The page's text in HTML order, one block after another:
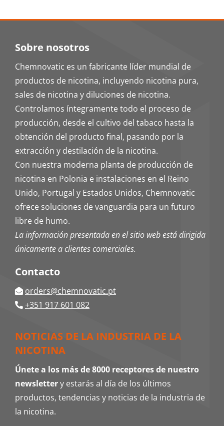
Sobre nosotros
Chemnovatic es un fabricante líder mundial de
productos de nicotina, incluyendo nicotina pura,
sales de nicotina y diluciones de nicotina.
Controlamos íntegramente todo el proceso de
producción, desde el cultivo del tabaco hasta la
obtención del producto final, pasando por la
extracción y destilación de la nicotina.
Con nuestra moderna planta de producción de
nicotina en Polonia e instalaciones en el Reino
Unido, Portugal y Estados Unidos, Chemnovatic
ofrece soluciones de vanguardia para un futuro
libre de humo.
La información presentada en el sitio web está dirigida
únicamente a clientes comerciales.
Contacto
orders@chemnovatic.pt
+351 917 601 082
NOTICIAS DE LA INDUSTRIA DE LA
NICOTINA
Únete a los más de 8000 receptores de nuestro
newslettery estarás al día de los últimos
productos, tendencias y noticias de la industria de
la nicotina.